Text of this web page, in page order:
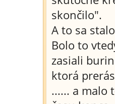
skončilo".
A to sa
Bolo to
zasiali
ktorá
...... a malo